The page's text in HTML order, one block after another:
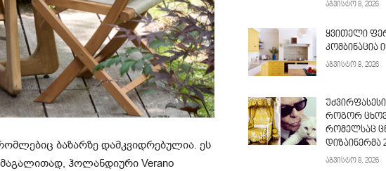
ბაზარზე დამკვიდრებულია. ეს
ჰოლანდიური Verano
აგვისტო 8, 2026
ყვითელი
კომბინაცია
აგვისტო 8, 2026
როგორ
რომელსაც
დიზაინერმა
აგვისტო 8, 2026